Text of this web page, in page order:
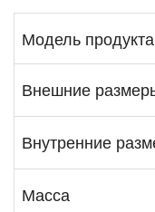
Модель продукта
Внешние
Внутренние
Масса